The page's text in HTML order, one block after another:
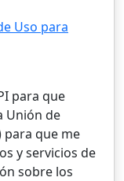
Uso para
para que
Unión de
para que me
y servicios de
sobre los